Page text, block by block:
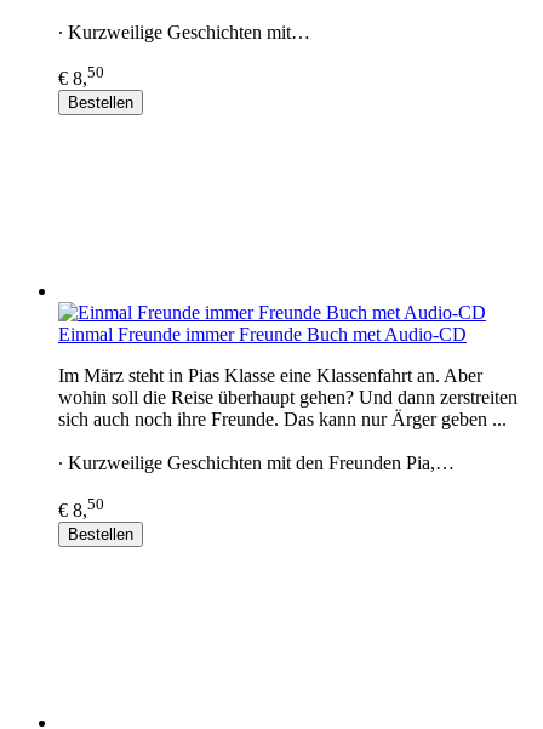
∙ Kurzweilige Geschichten mit…
€ 8,50
Bestellen
Einmal Freunde immer Freunde Buch met Audio-CD
Im März steht in Pias Klasse eine Klassenfahrt an. Aber
wohin soll die Reise überhaupt gehen? Und dann zerstreiten
sich auch noch ihre Freunde. Das kann nur Ärger geben ...
∙ Kurzweilige Geschichten mit den Freunden Pia,…
€ 8,50
Bestellen